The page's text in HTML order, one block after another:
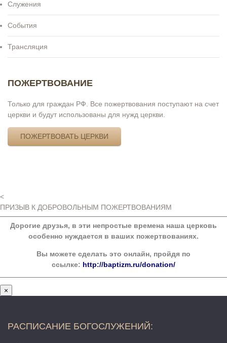
Служения
События
Трансляция
ПОЖЕРТВОВАНИЕ
Только для граждан РФ. Все пожертвования поступают на счет
церкви и будут использованы для нужд церкви.
ПОЖЕРТВОВАТЬ ЦЕРКВИ
<
ПРИЗЫВ К ДОБРОВОЛЬНЫМ ПОЖЕРТВОВАНИЯМ
Дорогие друзья, в эти непростые времена наша церковь
особенно нуждается в ваших пожертвованиях.
Вы можете сделать это онлайн, пройдя по
ссылке: http://baptizm.ru/donation/
×
РАСПИСАНИЕ БОГОСЛУЖЕНИЙ: